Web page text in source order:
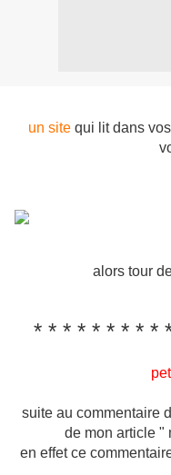
un site qui lit dans
alors tour
* * * * * * * * *
suite au commentaire
de mon article "
en effet ce